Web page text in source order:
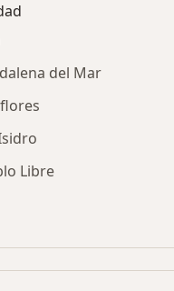
del Mar
Libre